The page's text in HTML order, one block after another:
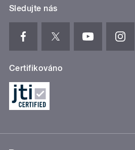
Sledujte nás
Certifikováno